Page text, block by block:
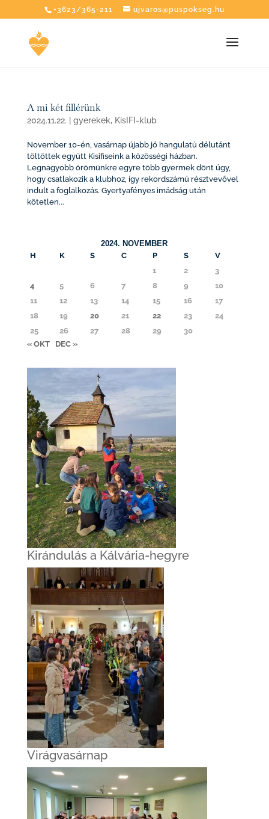
+3623/365-211 ujvaros@puspokseg.hu
A mi két fillérünk
2024.11.22. gyerekek, KisIFI-klub
November 10-én, vasárnap újabb jó hangulatú délutánt
töltöttek együtt Kisifiseink a közösségi házban.
Legnagyobb örömünkre egyre több gyermek dönt úgy,
hogy csatlakozik a klubhoz, így rekordszámú résztvevővel
indult a foglalkozás. Gyertyafényes imádság után
kötetlen...
2024. NOVEMBER
H
K S C P S
V
1
2
3
4
5 6 7 8 9
10
11
12 13 14 15 16
17
18
19 20 21 22 23
24
25
26 27 28 29
30
« OKT
DEC »
Kirándulás a Kálvária-hegyre
Virágvasárnap